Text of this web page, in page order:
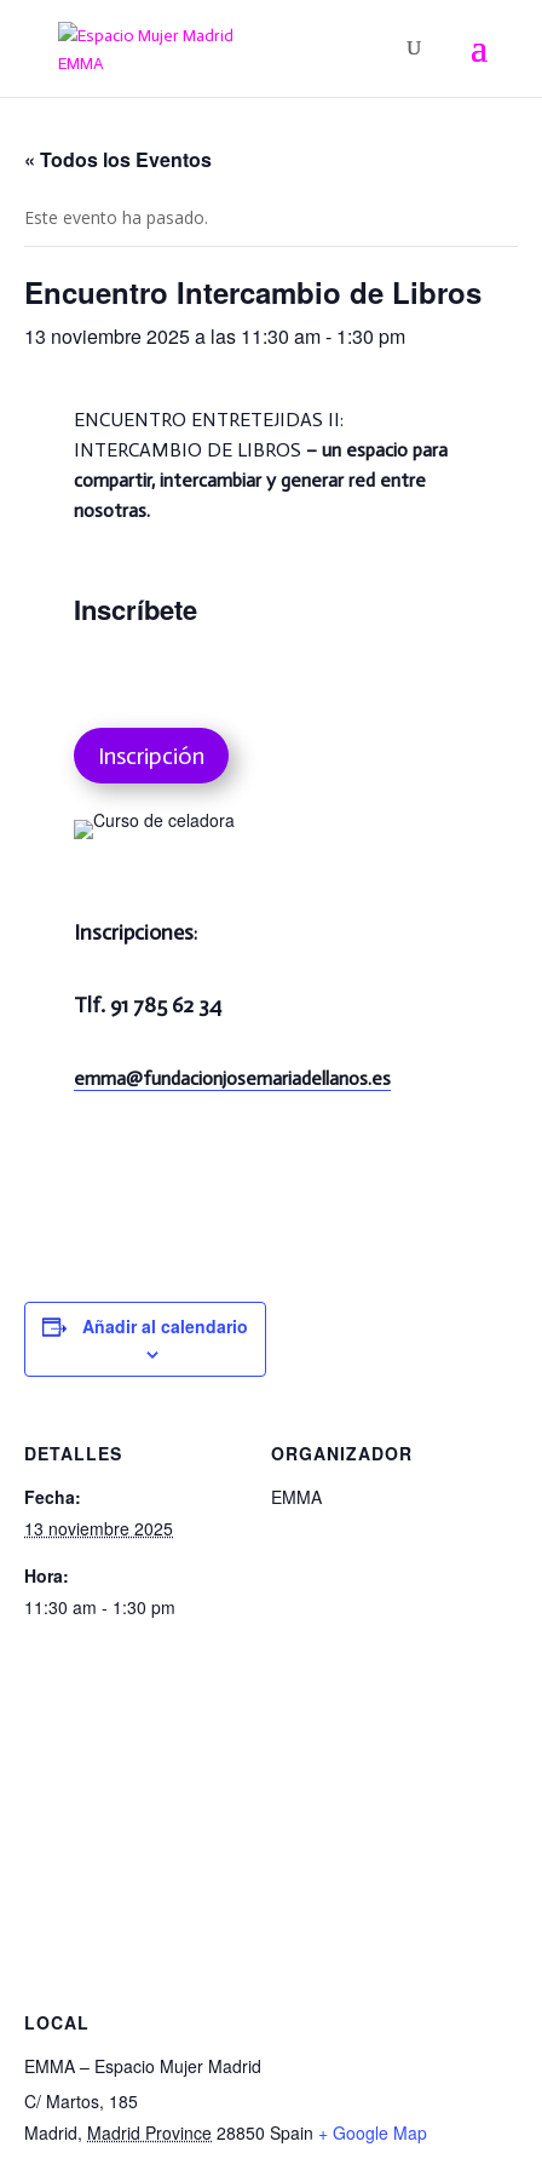
« Todos los Eventos
Este evento ha pasado.
Encuentro Intercambio de Libros
13 noviembre 2025 a las 11:30 am- 1:30 pm
ENCUENTRO ENTRETEJIDAS II:
INTERCAMBIO DE LIBROS – un espacio para
compartir, intercambiar y generar red entre
nosotras.
Inscríbete
Inscripción
Inscripciones:
Tlf. 91 785 62 34
emma@fundacionjosemariadellanos.es
Añadir al calendario
DETALLES
Fecha:
13 noviembre 2025
Hora:
11:30 am - 1:30 pm
ORGANIZADOR
EMMA
LOCAL
EMMA – Espacio Mujer Madrid
C/ Martos, 185
Madrid, Madrid Province 28850 Spain + Google Map